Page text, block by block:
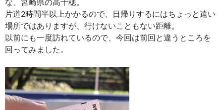
片道2時間半以上かかるので、日帰りするにはちょっと遠い
場所ではありますが、行けないこともない距離。
以前にも一度訪れているので、今回は前回と違うところを
回ってみました。